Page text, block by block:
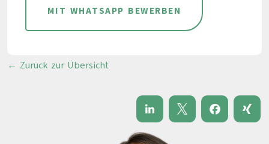
MIT WHATSAPP BEWERBEN
← Zurück zur Übersicht